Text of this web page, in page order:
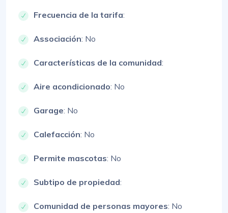
Frecuencia de la tarifa:
Associación: No
Características de la comunidad:
Aire acondicionado: No
Garage: No
Calefacción: No
Permite mascotas: No
Subtipo de propiedad:
Comunidad de personas mayores: No